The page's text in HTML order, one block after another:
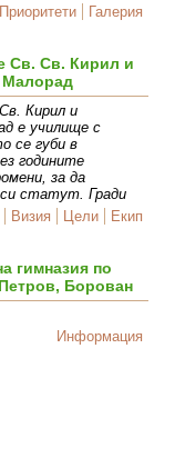
Приоритети Галерия
Св. Св. Кирил и
Кирил и
е училище с
се губи в
годините
за да
статут. Гради
Визия Цели Екип
гимназия по
Борован
Информация